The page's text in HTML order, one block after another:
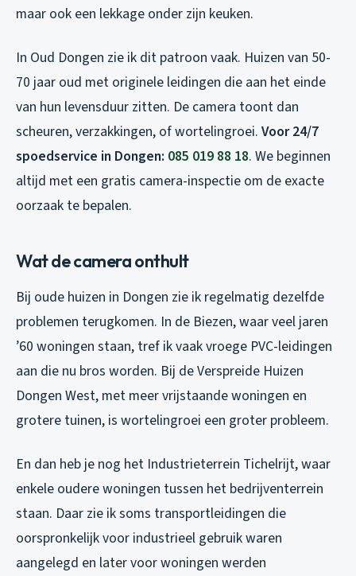
maar ook een lekkage onder zijn keuken.
In Oud Dongen zie ik dit patroon vaak. Huizen van 50-
70 jaar oud met originele leidingen die aan het einde
van hun levensduur zitten. De camera toont dan
scheuren, verzakkingen, of wortelingroei. Voor 24/7
spoedservice in Dongen: 085 019 88 18. We beginnen
altijd met een gratis camera-inspectie om de exacte
oorzaak te bepalen.
Wat de camera onthult
Bij oude huizen in Dongen zie ik regelmatig dezelfde
problemen terugkomen. In de Biezen, waar veel jaren
’60 woningen staan, tref ik vaak vroege PVC-leidingen
aan die nu bros worden. Bij de Verspreide Huizen
Dongen West, met meer vrijstaande woningen en
grotere tuinen, is wortelingroei een groter probleem.
En dan heb je nog het Industrieterrein Tichelrijt, waar
enkele oudere woningen tussen het bedrijventerrein
staan. Daar zie ik soms transportleidingen die
oorspronkelijk voor industrieel gebruik waren
aangelegd en later voor woningen werden